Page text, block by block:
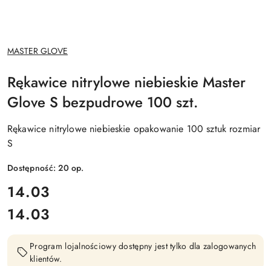
NAZWA
PRODUCENTA:
MASTER GLOVE
Rękawice nitrylowe niebieskie Master
Glove S bezpudrowe 100 szt.
Rękawice nitrylowe niebieskie opakowanie 100 sztuk rozmiar
S
Dostępność:20op.
cena:
14.03
Cena:
14.03
Program lojalnościowy dostępny jest tylko dla zalogowanych
klientów.